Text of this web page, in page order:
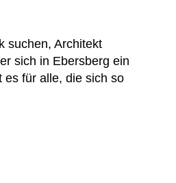
suchen, Architekt
sich in Ebersberg ein
es für alle, die sich so